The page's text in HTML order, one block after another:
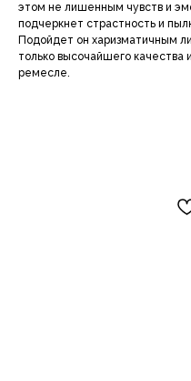
этом не лишенным чувств и
подчеркнет страстность и
Подойдет он харизматичным
только высочайшего
ремесле.